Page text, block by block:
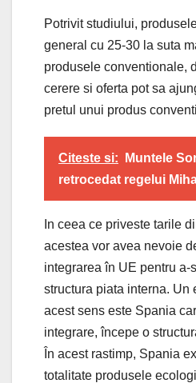
Potrivit studiului,
general cu 25-30 la suta
produsele conventionale,
cerere si oferta pot sa
pretul unui produs
Citeste si:
Muntele
retrocedat regelui Mihai
In ceea ce priveste tarile
acestea vor avea nevoie
integrarea în UE pentru a-
structura piata interna. Un
acest sens este Spania
integrare, începe o
În acest rastimp, Spania
totalitate produsele